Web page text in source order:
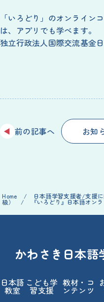
「いろどり」のオンライン
は、アプリでも学べます。
独立行政法人国際交流基金
前の記事へ お知
Home / 日本語学習支援者/支援
級） / 『いろどり』日本語オン
かわさき日本語
日本語
教室
こども学
習支援
教材・コ
ンテンツ